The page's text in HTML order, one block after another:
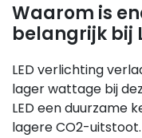
Waarom is
belangrijk bij
LED verlichting
lager wattage bij
LED een duurzame
lagere CO2-uitstoot.